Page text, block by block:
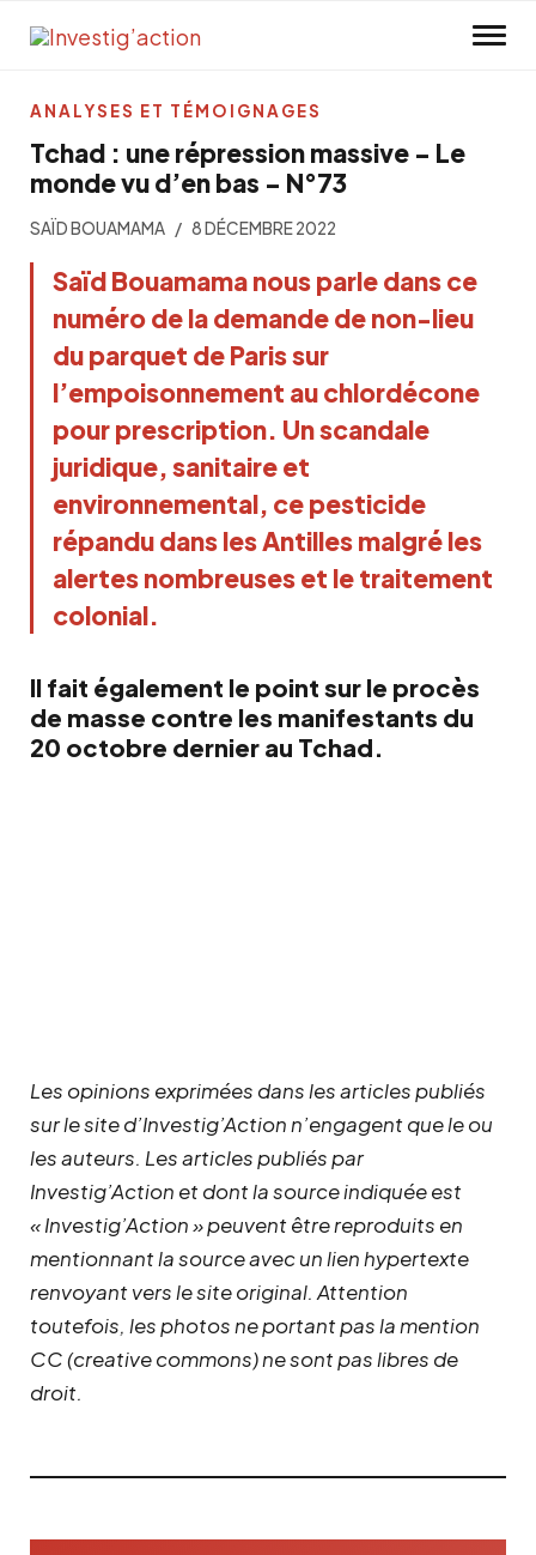
Tchad : une répression massive – Le
monde vu d’en bas – N°73
SAÏD BOUAMAMA 8 DÉCEMBRE 2022
Saïd Bouamama nous parle dans ce
numéro de la demande de non-lieu
du parquet de Paris sur
l’empoisonnement au chlordécone
pour prescription. Un scandale
juridique, sanitaire et
environnemental, ce pesticide
répandu dans les Antilles malgré les
alertes nombreuses et le traitement
colonial.
Il fait également le point sur le procès
de masse contre les manifestants du
20 octobre dernier au Tchad.
ANALYSES ET TÉMOIGNAGES
Les opinions exprimées dans les articles publiés
sur le site d’Investig’Action n’engagent que le ou
les auteurs. Les articles publiés par
Investig’Action et dont la source indiquée est
« Investig’Action » peuvent être reproduits en
mentionnant la source avec un lien hypertexte
renvoyant vers le site original. Attention
toutefois, les photos ne portant pas la mention
CC (creative commons) ne sont pas libres de
droit.